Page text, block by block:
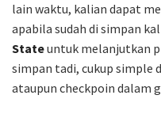
lain waktu, kalian dapat
apabila sudah di simpan
Stateuntuk melanjutkan
simpan tadi, cukup simple
ataupun checkpoin dalam